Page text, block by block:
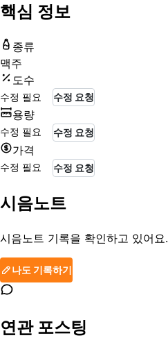
핵심 정보
종류
맥주
도수
수정 필요 수정 요청
용량
수정 필요 수정 요청
가격
수정 필요 수정 요청
시음노트
시음노트 기록을 확인하고 있어요.
나도 기록하기
연관 포스팅